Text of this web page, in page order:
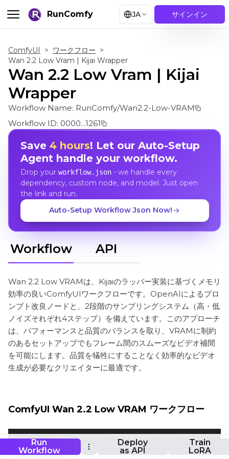
RunComfy JA サインイン
Run
Workflow
Deploy
as API
Train
LoRA
ComfyUI > ワークフロー >
Wan 2.2 Low Vram | Kijai Wrapper
Wan 2.2 Low Vram | Kijai
Wrapper
Workflow Name: RunComfy/Wan2.2-Low-VRAM
Workflow ID: 0000...1261
Save 4 hours! Let our Auto-Setup
Agent handle your workflow.
Drop your workflow.json- we handle every
dependency, custom node, and model. Just open
the link and run.
Auto-Setup Workflow Json Now!
Workflow API
Wan 2.2 Low VRAMは、Kijaiのラッパー実装に基づくメモリ
効率の良いComfyUIワークフローです。OpenAIによるプロ
ンプト改良ノードと、2段階のサンプリングシステム（高・低
ノイズそれぞれ4ステップ）を備えています。このアプローチ
は、パフォーマンスと品質のバランスを取り、VRAMに制約
のあるセットアップでもフレーム間のスムーズなビデオ補間
を可能にします。品質を犠牲にすることなく効率的なビデオ
生成が必要なクリエイターに最適です。
ComfyUI Wan 2.2 Low VRAM ワークフロー